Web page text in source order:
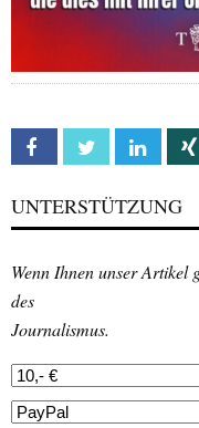
Facebook Twitter
UNTERSTÜTZUNG
Wenn Ihnen unser Artikel
des
Journalismus.